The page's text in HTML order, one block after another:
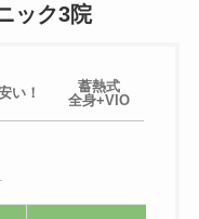
ック3院
い！
蓄熱式
全身+VIO